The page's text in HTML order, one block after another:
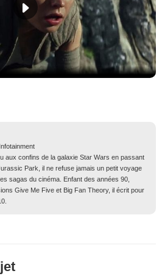
aux confins de la galaxie Star Wars en passant
Park, il ne refuse jamais un petit voyage
sagas du cinéma. Enfant des années 90,
Give Me Five et Big Fan Theory, il écrit pour